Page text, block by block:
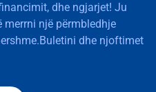
dhe ngjarjet! Ju
një përmbledhje
dhe njoftimet